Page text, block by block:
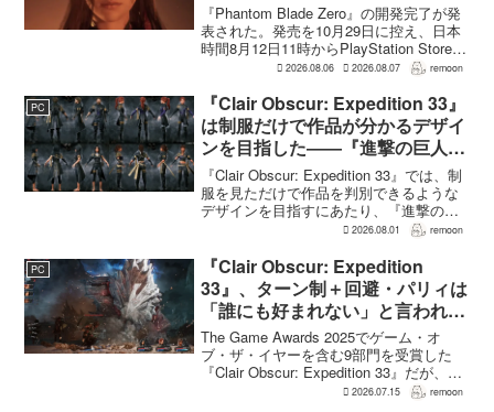
『Phantom Blade Zero』の開発完了が発
表された。発売を10月29日に控え、日本
時間8月12日11時からPlayStation Store、
Steam、Epic Games Storeで予約受付が
2026.08.06 2026.08.07 remoon
PC
『Clair Obscur: Expedition 33』
は制服だけで作品が分かるデザイ
ンを目指した――『進撃の巨人』
の制服と『BLEACH』のキャラ
造形が影響
『Clair Obscur: Expedition 33』では、制
服を見ただけで作品を判別できるような
デザインを目指すにあたり、『進撃の巨
人』を参考にしたという。あわせて、キ
ルで印象に残るデザインから...
2026.08.01 remoon
PC
『Clair Obscur: Expedition
33』、ターン制＋回避・パリィは
「誰にも好まれない」と言われて
いた 開発陣は実際に遊んだ面白
さを優先
The Game Awards 2025でゲーム・オ
ブ・ザ・イヤーを含む9部門を受賞した
『Clair Obscur: Expedition 33』だが、タ
ーン制バトルに回避やパリィを組み合わ
2026.07.15 remoon